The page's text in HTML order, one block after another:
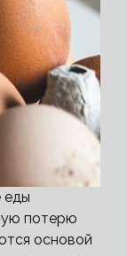
еды
потерю
основой